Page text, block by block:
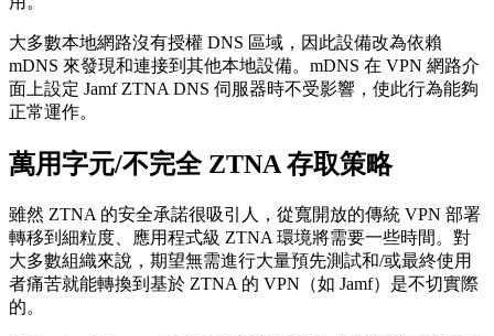
大多數本地網路沒有授權 DNS 區域，因此設備改為依賴
mDNS 來發現和連接到其他本地設備。mDNS 在 VPN 網路介
面上設定 Jamf ZTNA DNS 伺服器時不受影響，使此行為能夠
正常運作。
萬用字元/不完全 ZTNA 存取策略
雖然 ZTNA 的安全承諾很吸引人，從寬開放的傳統 VPN 部署
轉移到細粒度、應用程式級 ZTNA 環境將需要一些時間。對
大多數組織來說，期望無需進行大量預先測試和/或最終使用
者痛苦就能轉換到基於 ZTNA 的 VPN（如 Jamf）是不切實際
的。